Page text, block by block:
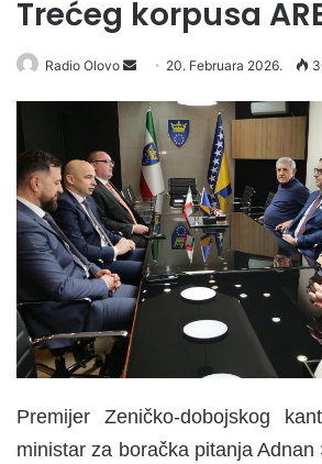
Trećeg korpusa
Radio Olovo
d
a
n
e
m
a
i
20. Februara 2026.
Premijer Zeničko-dobojskog
ministar za boračka pitanja